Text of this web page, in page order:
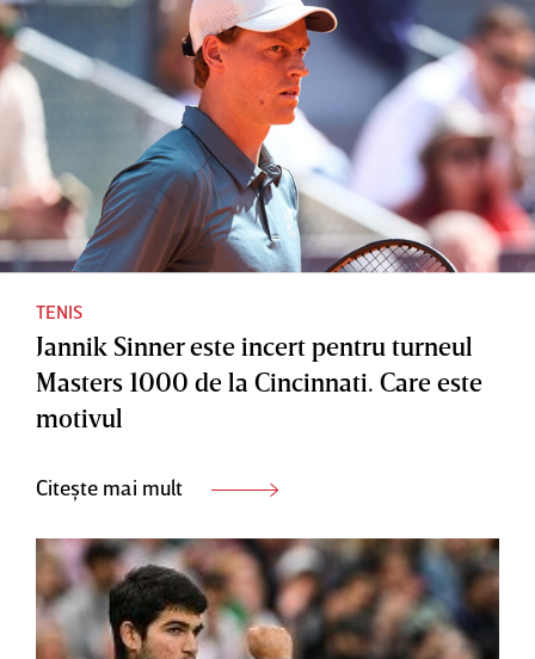
TENIS
Jannik Sinner este incert pentru turneul
Masters 1000 de la Cincinnati. Care este
motivul
Citește mai mult